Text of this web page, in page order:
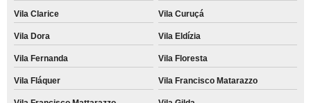
Vila Clarice Vila Curuçá
Vila Dora Vila Eldízia
Vila Fernanda Vila Floresta
Vila Fláquer Vila Francisco Matarazzo